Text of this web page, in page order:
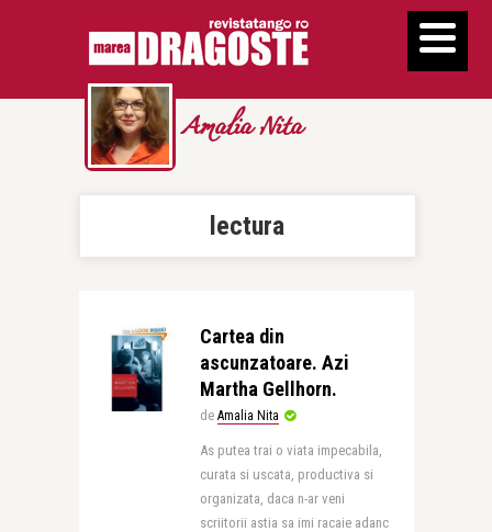
Amalia Nita
lectura
Cartea din
ascunzatoare. Azi
Martha Gellhorn.
de Amalia Nita
As putea trai o viata impecabila,
curata si uscata, productiva si
organizata, daca n-ar veni
scriitorii astia sa imi racaie adanc